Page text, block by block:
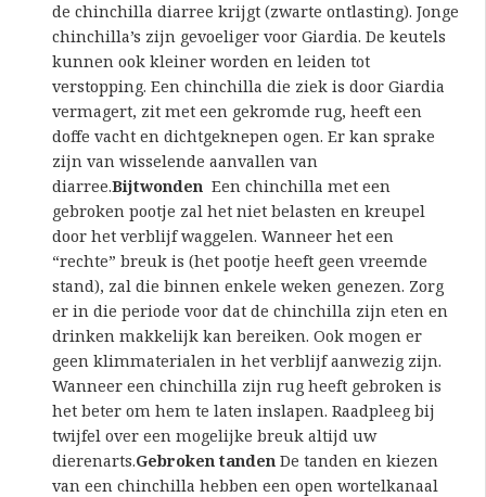
de chinchilla diarree krijgt (zwarte ontlasting). Jonge
chinchilla’s zijn gevoeliger voor Giardia. De keutels
kunnen ook kleiner worden en leiden tot
verstopping. Een chinchilla die ziek is door Giardia
vermagert, zit met een gekromde rug, heeft een
doffe vacht en dichtgeknepen ogen. Er kan sprake
zijn van wisselende aanvallen van
diarree.Bijtwonden Een chinchilla met een
gebroken pootje zal het niet belasten en kreupel
door het verblijf waggelen. Wanneer het een
“rechte” breuk is (het pootje heeft geen vreemde
stand), zal die binnen enkele weken genezen. Zorg
er in die periode voor dat de chinchilla zijn eten en
drinken makkelijk kan bereiken. Ook mogen er
geen klimmaterialen in het verblijf aanwezig zijn.
Wanneer een chinchilla zijn rug heeft gebroken is
het beter om hem te laten inslapen. Raadpleeg bij
twijfel over een mogelijke breuk altijd uw
dierenarts.Gebroken tanden De tanden en kiezen
van een chinchilla hebben een open wortelkanaal